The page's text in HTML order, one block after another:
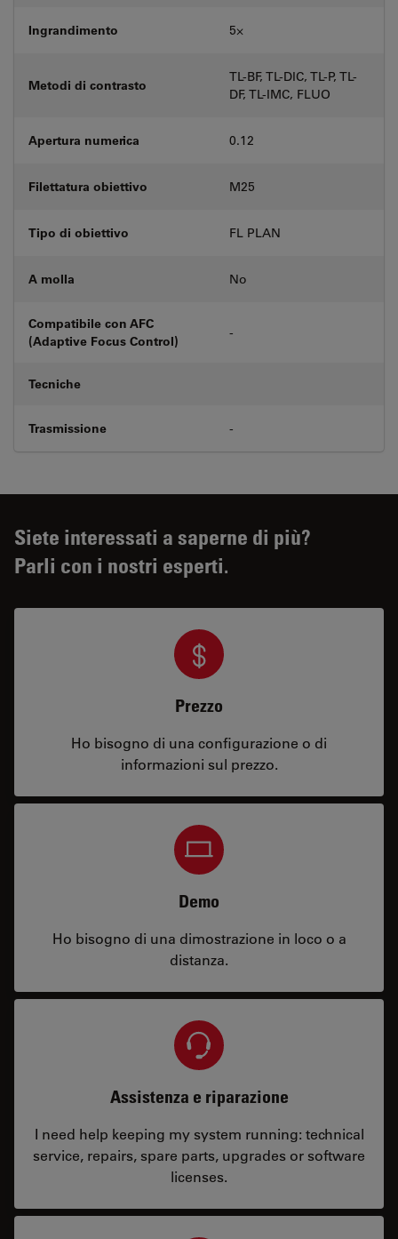
Ingrandimento 5⨉
Metodi di contrasto
TL-BF, TL-DIC, TL-P, TL-
DF, TL-IMC, FLUO
Apertura numerica 0.12
Filettatura obiettivo M25
Tipo di obiettivo FL PLAN
A molla No
Compatibile con AFC
(Adaptive Focus Control)
-
Tecniche
Trasmissione -
Siete interessati a saperne di più?
Parli con i nostri esperti.
Prezzo
Ho bisogno di una configurazione o di
informazioni sul prezzo.
Demo
Ho bisogno di una dimostrazione in loco o a
distanza.
Assistenza e riparazione
I need help keeping my system running: technical
service, repairs, spare parts, upgrades or software
licenses.